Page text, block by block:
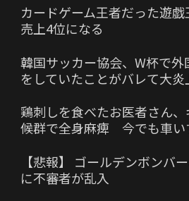
カードゲーム王者だった遊
売上4位になる
韓国サッカー協会、W杯で
をしていたことがバレて大炎
鶏刺しを食べたお医者さん
候群で全身麻痺 今でも車い
【悲報】 ゴールデンボンバ
に不審者が乱入